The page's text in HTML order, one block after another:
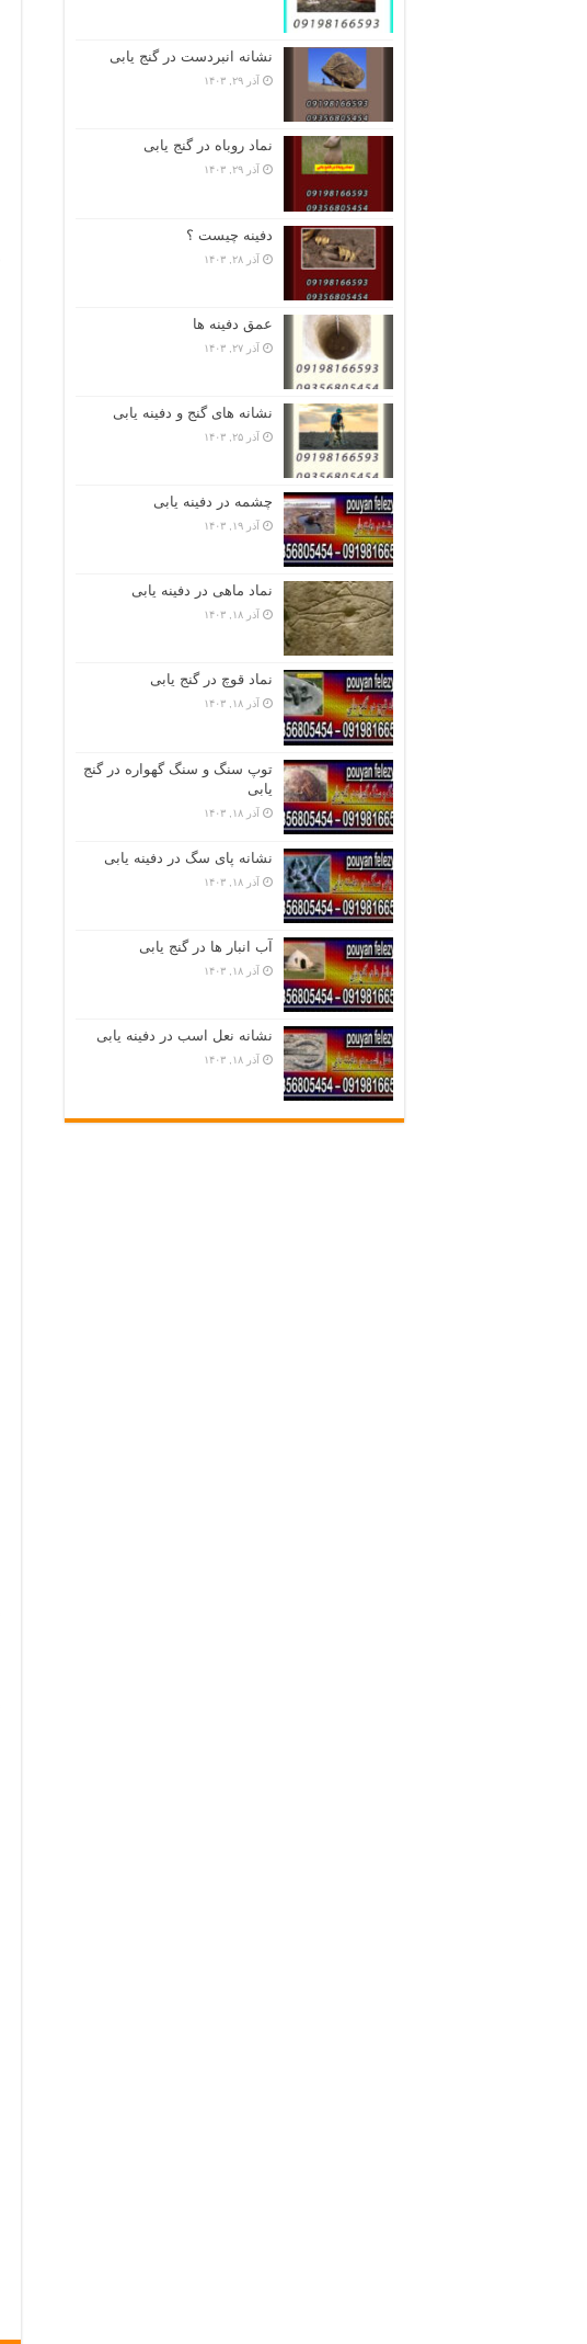
نشانه انبردست در گنج یابی
آذر ۲۹, ۱۴۰۳
نماد روباه در گنج یابی
آذر ۲۹, ۱۴۰۳
دفینه چیست ؟
آذر ۲۸, ۱۴۰۳
عمق دفینه ها
آذر ۲۷, ۱۴۰۳
نشانه های گنج و دفینه یابی
آذر ۲۵, ۱۴۰۳
چشمه در دفینه یابی
آذر ۱۹, ۱۴۰۳
نماد ماهی در دفینه یابی
آذر ۱۸, ۱۴۰۳
نماد قوچ در گنج یابی
آذر ۱۸, ۱۴۰۳
توپ سنگ و سنگ گهواره در گنج
یابی
آذر ۱۸, ۱۴۰۳
نشانه پای سگ در دفینه یابی
آذر ۱۸, ۱۴۰۳
آب انبار ها در گنج یابی
آذر ۱۸, ۱۴۰۳
نشانه نعل اسب در دفینه یابی
آذر ۱۸, ۱۴۰۳